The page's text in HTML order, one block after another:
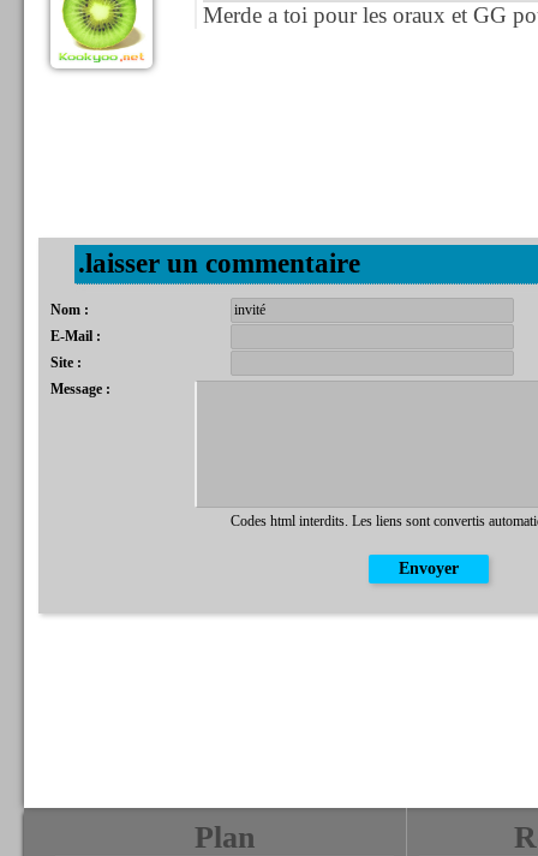
Merde a toi pour les oraux et GG
.laisser un commentaire
Nom :
E-Mail :
Site :
Message :
Codes html interdits. Les liens sont convertis
Plan